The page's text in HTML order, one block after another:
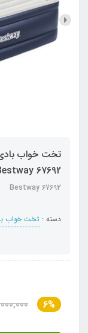
تخت خواب
67692
Bestway 67692
دسته : تخت خواب
6%